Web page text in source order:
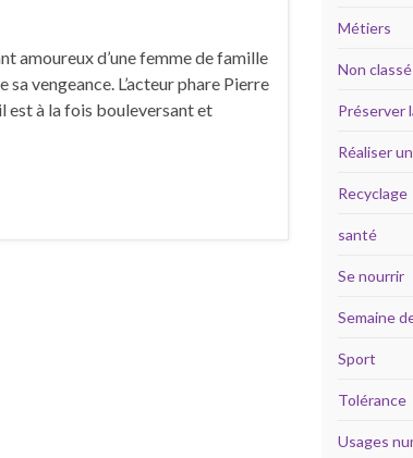
amoureux d’une femme de famille
vengeance. L’acteur phare Pierre
est à la fois bouleversant et
Métiers
Non classé
Préserver
Réaliser
Recyclage
santé
Se nourrir
Semaine
Sport
Tolérance
Usages